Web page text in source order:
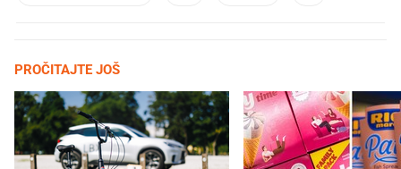
PROČITAJTE JOŠ